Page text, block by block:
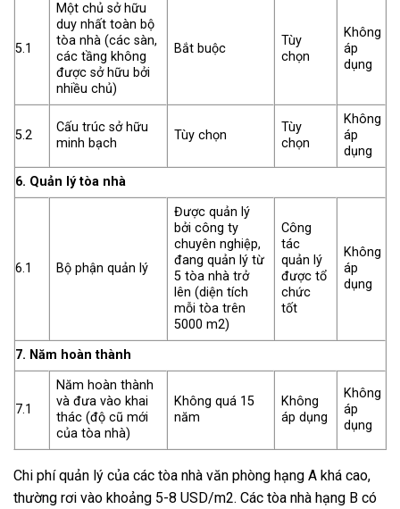
5.1
Một chủ sở hữu
duy nhất toàn bộ
tòa nhà (các sàn,
các tầng không
được sở hữu bởi
nhiều chủ)
Bắt buộc
Tùy
chọn
Không
áp
dụng
5.2
Cấu trúc sở hữu
minh bạch
Tùy chọn
Tùy
chọn
Không
áp
dụng
6. Quản lý tòa nhà
6.1 Bộ phận quản lý
Được quản lý
bởi công ty
chuyên nghiệp,
đang quản lý từ
5 tòa nhà trở
lên (diện tích
mỗi tòa trên
5000 m2)
Công
tác
quản lý
được tổ
chức
tốt
Không
áp
dụng
7. Năm hoàn thành
7.1
Năm hoàn thành
và đưa vào khai
thác (độ cũ mới
của tòa nhà)
Không quá 15
năm
Không
áp dụng
Không
áp
dụng
Chi phí quản lý của các tòa nhà văn phòng hạng A khá cao,
thường rơi vào khoảng 5-8 USD/m2. Các tòa nhà hạng B có